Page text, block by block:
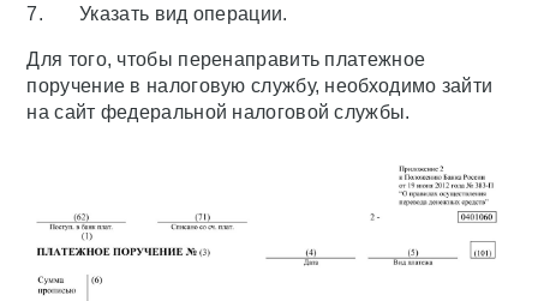
7. Указать вид операции.
Для того, чтобы перенаправить платежное
поручение в налоговую службу, необходимо зайти
на сайт федеральной налоговой службы.